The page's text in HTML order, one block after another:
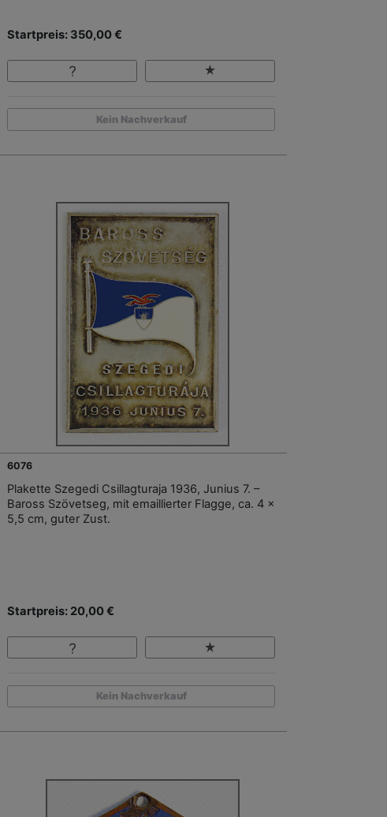
Startpreis: 350,00 €
Kein Nachverkauf
6076
Plakette Szegedi Csillagturaja 1936, Junius 7. –
Baross Szövetseg, mit emaillierter Flagge, ca. 4 x
5,5 cm, guter Zust.
Startpreis: 20,00 €
Kein Nachverkauf